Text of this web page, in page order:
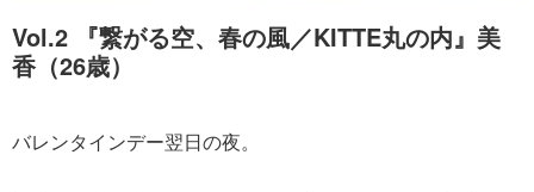
Vol.2 『繋がる空、春の風／KITTE丸の内』美
香（26歳）
バレンタインデー翌日の夜。